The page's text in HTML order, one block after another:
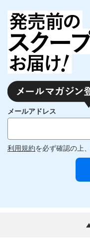
メールアドレス
利用規約を必ず確認の上